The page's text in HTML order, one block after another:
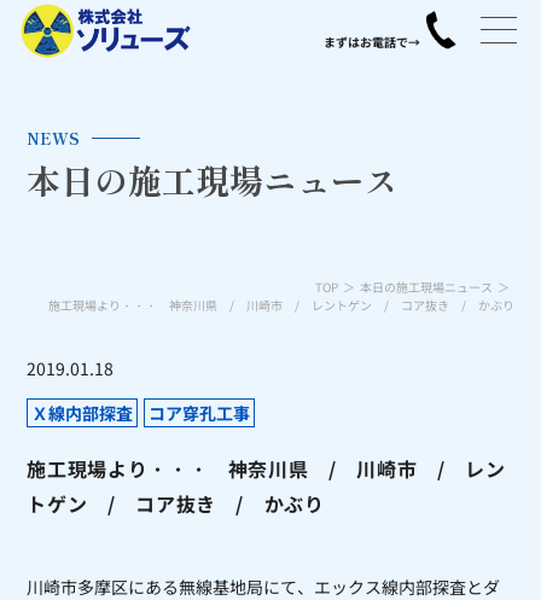
NEWS
本日の施工現場ニュース
TOP
本日の施工現場ニュース
施工現場より・・・ 神奈川県 / 川崎市 / レントゲン / コア抜き / かぶり
2019.01.18
Ｘ線内部探査
コア穿孔工事
施工現場より・・・ 神奈川県 / 川崎市 / レン
トゲン / コア抜き / かぶり
川崎市多摩区にある無線基地局にて、エックス線内部探査とダ